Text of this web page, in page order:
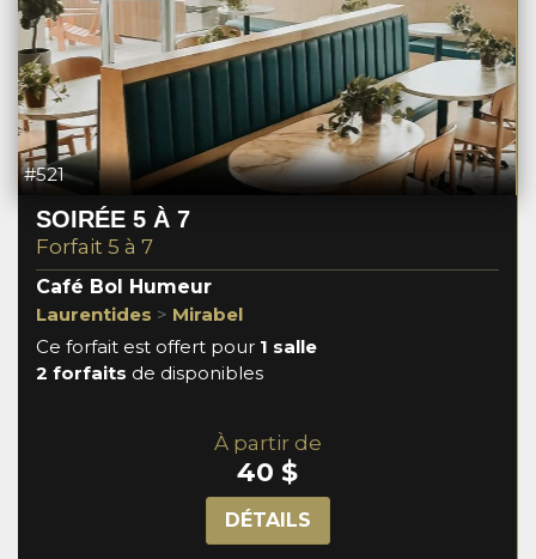
#521
SOIRÉE 5 À 7
Forfait 5 à 7
Café Bol Humeur
Laurentides > Mirabel
Ce forfait est offert pour 1 salle
2 forfaits de disponibles
À partir de
40 $
DÉTAILS